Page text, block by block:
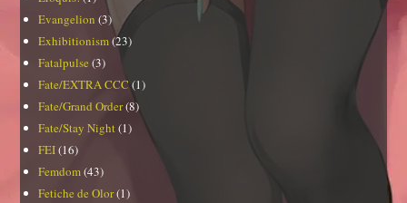
Evangelion (3)
Exhibitionism(23)
Fatalpulse (3)
Fate/EXTRA CCC(1)
Fate/Grand Order(8)
Fate/Stay Night(1)
FEI(16)
Femdom(43)
Fetiche de Olor(1)